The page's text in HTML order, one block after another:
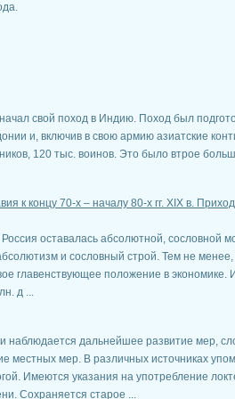
свой поход в Индию. Поход был
и, включив в свою армию азиатские
120 тыс. воинов. Это было втрое
к концу 70-х – началу 80-х гг. XIX в.
оставалась абсолютной, сословной
и сословный строй. Тем не менее,
главенствующее положение в экономике.
д ...
наблюдается дальнейшее развитие мер,
местных мер. В различных источниках
Имеются указания на употребление
Сохраняется старое ...